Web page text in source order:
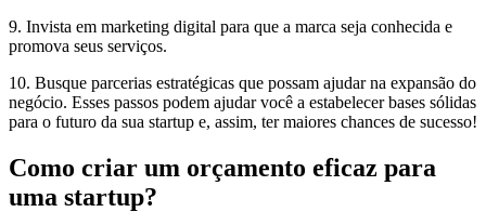
9. Invista em marketing digital para que a marca seja conhecida e
promova seus serviços.
10. Busque parcerias estratégicas que possam ajudar na expansão do
negócio. Esses passos podem ajudar você a estabelecer bases sólidas
para o futuro da sua startup e, assim, ter maiores chances de sucesso!
Como criar um orçamento eficaz para
uma startup?